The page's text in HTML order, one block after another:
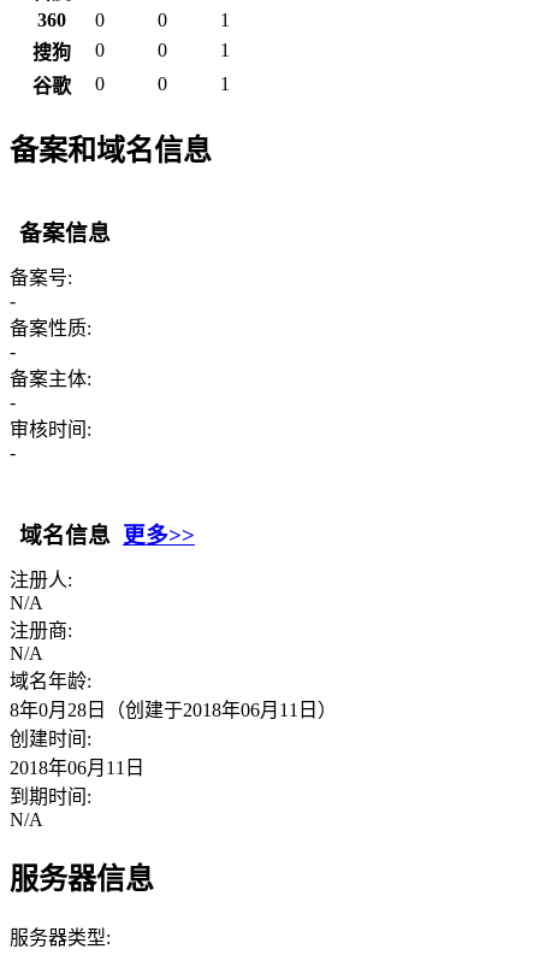
360
0 0
1
搜狗
0 0
1
谷歌
0 0 1
备案和域名信息
备案信息
备案号:
-
备案性质:
-
备案主体:
-
审核时间:
-
域名信息 更多>>
注册人:
N/A
注册商:
N/A
域名年龄:
8年0月28日（创建于2018年06月11日）
创建时间:
2018年06月11日
到期时间:
N/A
服务器信息
服务器类型: